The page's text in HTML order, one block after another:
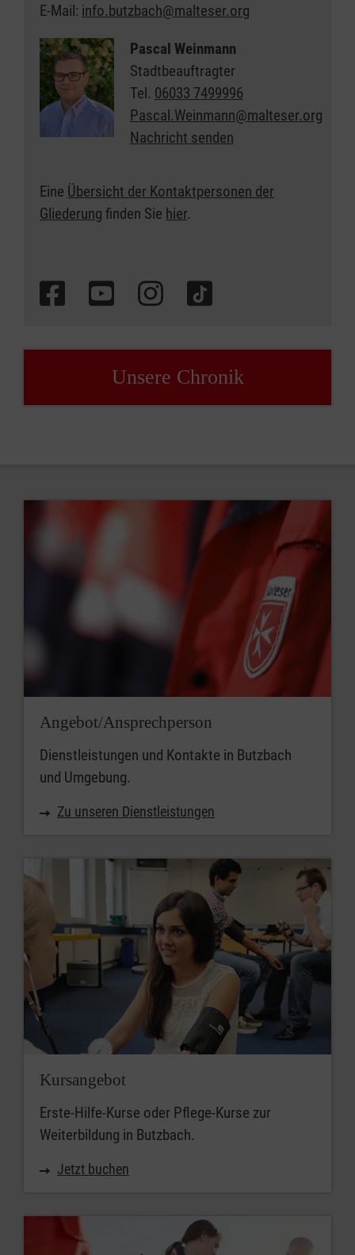
E-Mail: info.butzbach@malteser.org
Pascal Weinmann
Stadtbeauftragter
Tel. 06033 7499996
Pascal.Weinmann@malteser.org
Nachricht senden
Eine Übersicht der Kontaktpersonen der
Gliederung finden Sie hier.
Unsere Chronik
Angebot/Ansprechperson
Dienstleistungen und Kontakte in Butzbach
und Umgebung.
Zu unseren Dienstleistungen
Kursangebot
Erste-Hilfe-Kurse oder Pflege-Kurse zur
Weiterbildung in Butzbach.
Jetzt buchen